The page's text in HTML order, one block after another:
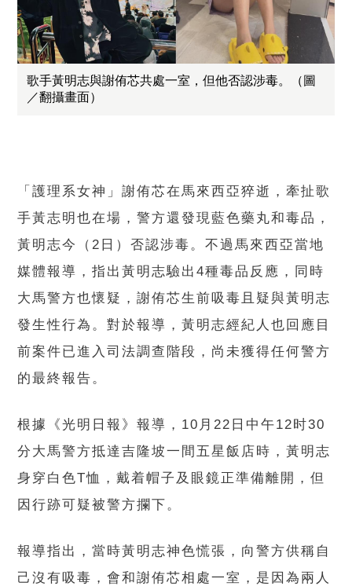
歌手黃明志與謝侑芯共處一室，但他否認涉毒。（圖
／翻攝畫面）
「護理系女神」謝侑芯在馬來西亞猝逝，牽扯歌
手黃志明也在場，警方還發現藍色藥丸和毒品，
黃明志今（2日）否認涉毒。不過馬來西亞當地
媒體報導，指出黃明志驗出4種毒品反應，同時
大馬警方也懷疑，謝侑芯生前吸毒且疑與黃明志
發生性行為。對於報導，黃明志經紀人也回應目
前案件已進入司法調查階段，尚未獲得任何警方
的最終報告。
根據《光明日報》報導，10月22日中午12时30
分大馬警方抵達吉隆坡一間五星飯店時，黃明志
身穿白色T恤，戴着帽子及眼鏡正準備離開，但
因行跡可疑被警方攔下。
報導指出，當時黃明志神色慌張，向警方供稱自
己沒有吸毒，會和謝侑芯相處一室，是因為兩人